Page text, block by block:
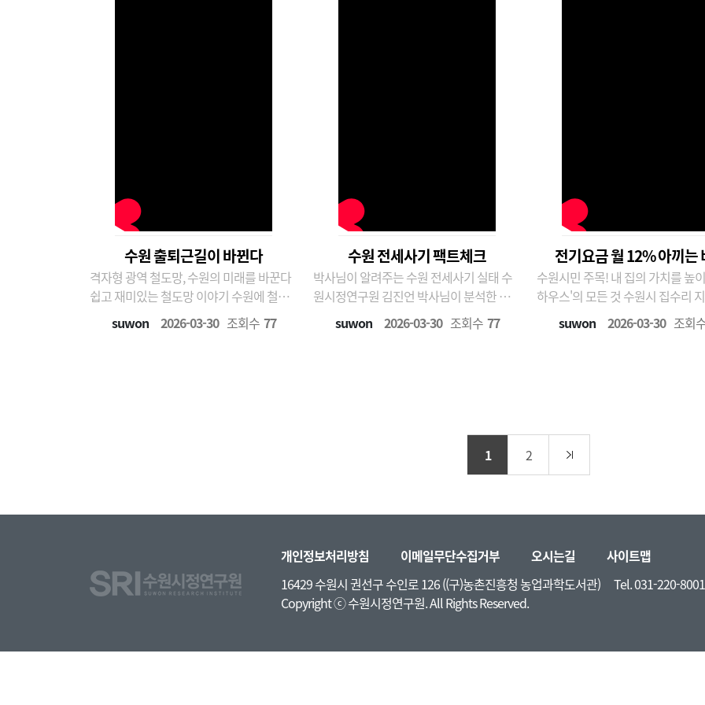
수원 출퇴근길이 바뀐다
격자형 광역 철도망, 수원의 미래를 바꾼다
쉽고 재미있는 철도망 이야기 수원에 철도
가 엄청나게 늘어난다는 소식, 들어보셨나
suwon 2026-03-30 조회수 77
수원 전세사기 팩트체크
박사님이 알려주는 수원 전세사기 실태 수
원시정연구원 김진언 박사님이 분석한 전세
사기 데이터 발표. 피해 주택의 96%가 신축
건물에서 발생한 이유
suwon 2026-03-30 조회수 77
전기요금 월 12% 아끼는
수원시민 주목! 내 집의 가치를 높
하우스'의 모든 것 수원시 집수리 지원 사업
'새빛하우스', 과연 얼마나 효과가
suwon 2026-03-30 조회
1 2
개인정보처리방침 이메일무단수집거부 오시는길
사이트맵
16429 수원시 권선구 수인로 126 ((구)농촌진흥청 농업과학도서관)
Tel. 031-220-8001
Copyright ⓒ 수원시정연구원. All Rights Reserved.